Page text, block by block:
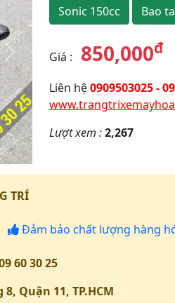
Tiếp
theo
Sonic 150cc
Bao
Giá : 850,000đ
Liên hệ0909503025 -
Lượt xem :2,267
TRÍ
Đảm bảo chất lượng hàng
60 30 25
Quận 11, TP.HCM